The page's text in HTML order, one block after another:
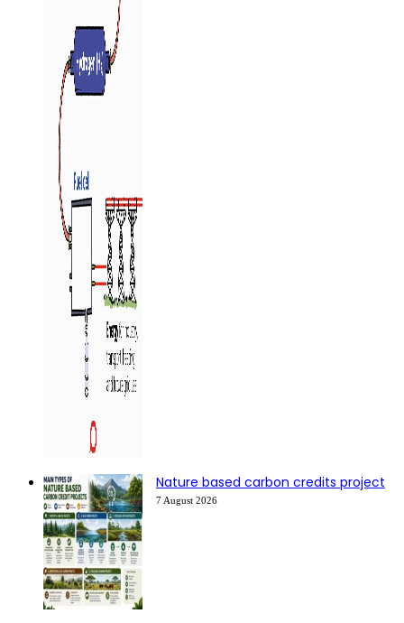
Nature based carbon credits project
7 August 2026